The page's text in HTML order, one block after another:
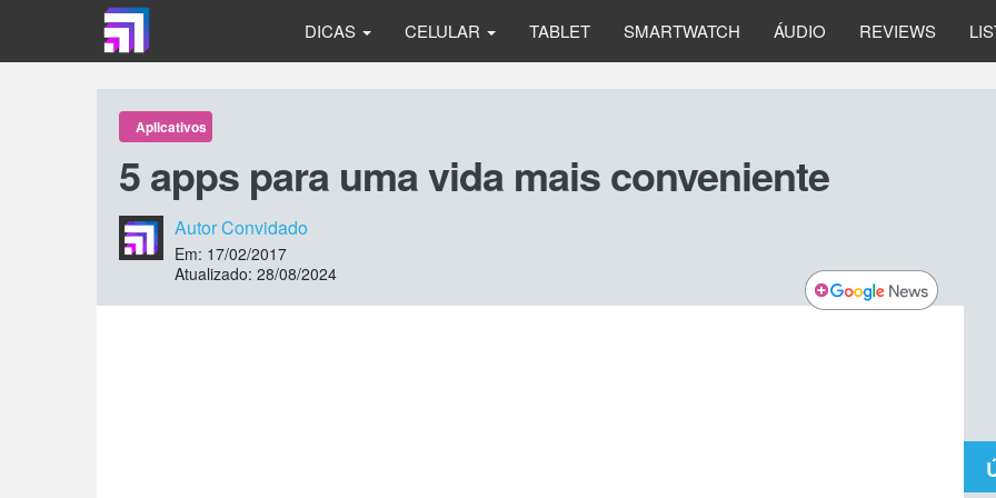
DICAS CELULAR TABLET SMARTWATCH ÁUDIO REVIEWS
Aplicativos
5 apps para uma vida mais conveniente
Autor Convidado
Em: 17/02/2017
Atualizado: 28/08/2024